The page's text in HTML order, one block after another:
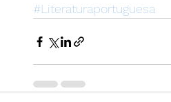
#Literaturaportuguesa